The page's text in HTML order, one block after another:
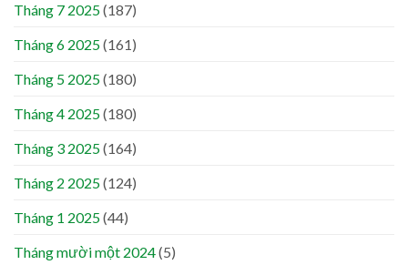
Tháng 7 2025(187)
Tháng 6 2025(161)
Tháng 5 2025(180)
Tháng 4 2025(180)
Tháng 3 2025(164)
Tháng 2 2025(124)
Tháng 1 2025(44)
Tháng mười một 2024(5)